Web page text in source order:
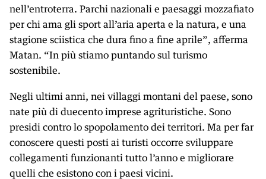
nell’entroterra. Parchi nazionali e paesaggi mozzafiato
per chi ama gli sport all’aria aperta e la natura, e una
stagione sciistica che dura fino a fine aprile”, afferma
Matan. “In più stiamo puntando sul turismo
sostenibile.
Negli ultimi anni, nei villaggi montani del paese, sono
nate più di duecento imprese agrituristiche. Sono
presidi contro lo spopolamento dei territori. Ma per far
conoscere questi posti ai turisti occorre sviluppare
collegamenti funzionanti tutto l’anno e migliorare
quelli che esistono con i paesi vicini.